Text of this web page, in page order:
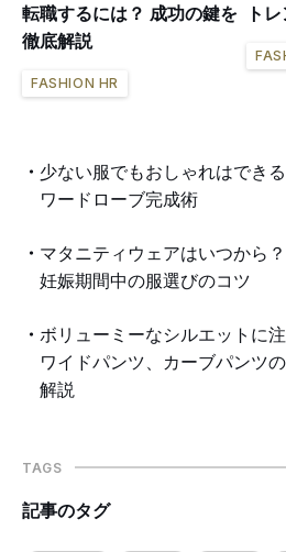
転職するには？ 成功の鍵を
徹底解説
FASHION HR
ト
少ない服でもおしゃれはでき
ワードローブ完成術
マタニティウェアはいつから
妊娠期間中の服選びのコツ
ボリューミーなシルエットに
ワイドパンツ、カーブパンツ
解説
TAGS
記事のタグ